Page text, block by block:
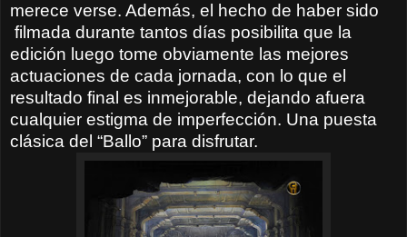
merece verse. Además, el hecho de haber sido
filmada durante tantos días posibilita que la
edición luego tome obviamente las mejores
actuaciones de cada jornada, con lo que el
resultado final es inmejorable, dejando afuera
cualquier estigma de imperfección. Una puesta
clásica del “Ballo” para disfrutar.